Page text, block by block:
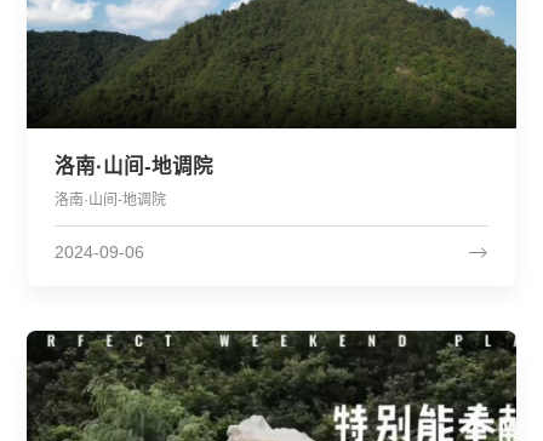
洛南·山间-地调院
洛南·山间-地调院
2024-09-06